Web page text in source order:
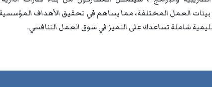
بيئات العمل المختلفة، مما يساهم في تحقيق الأهداف
شاملة تساعدك على التميز في سوق العمل التنافسي.